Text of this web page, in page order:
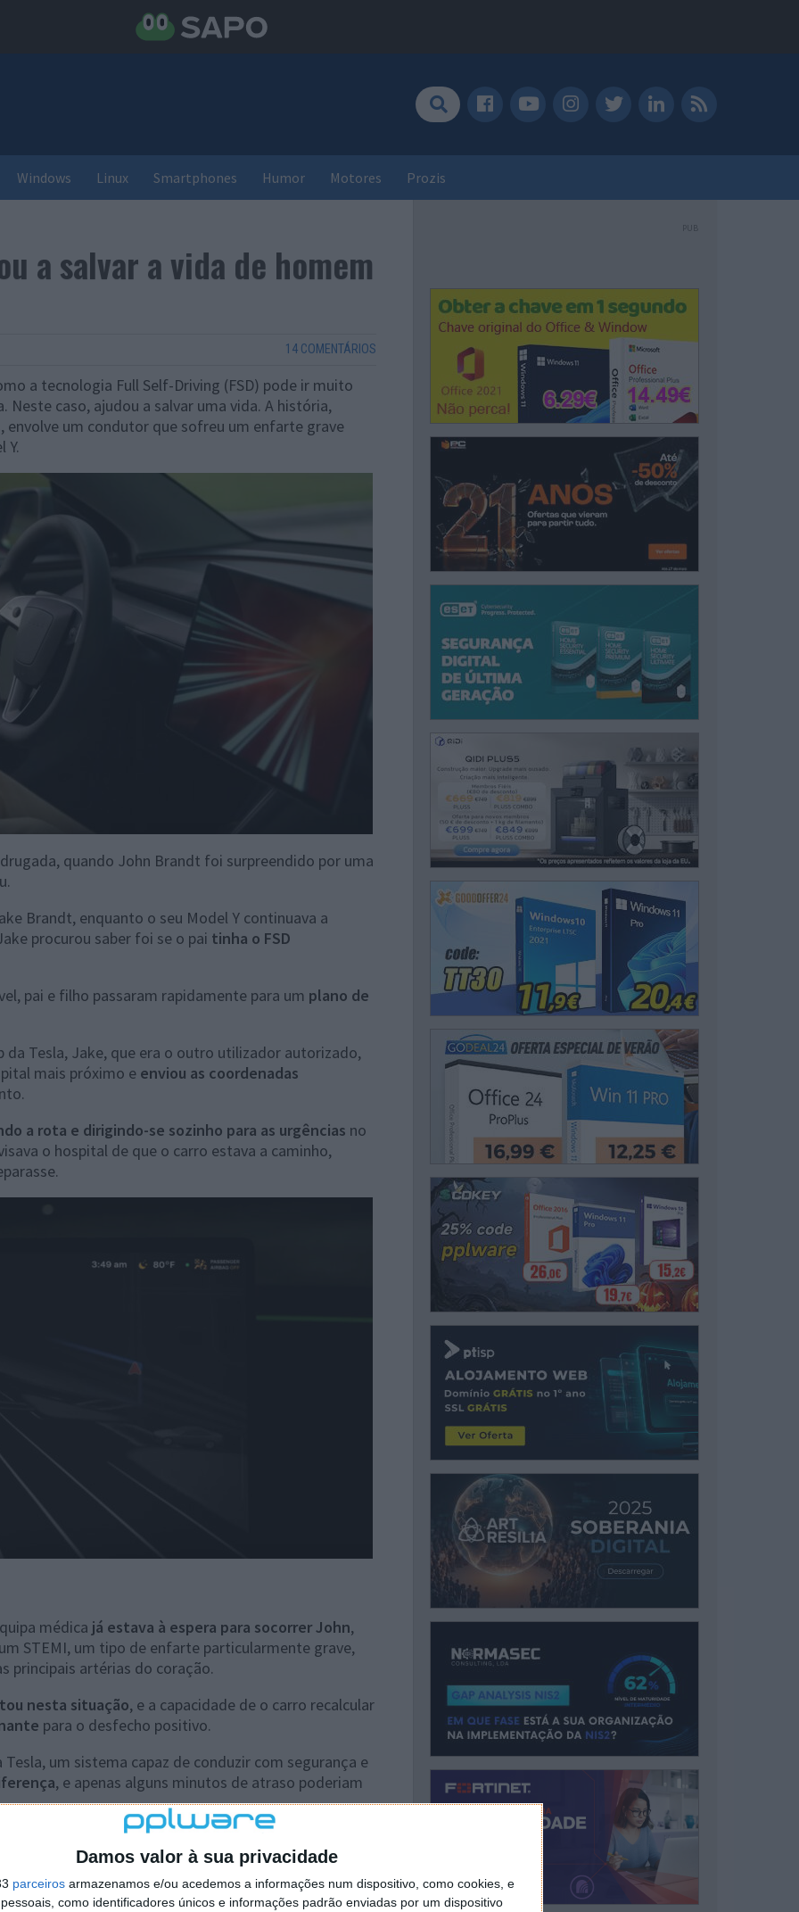
Damos valor à sua privacidade
parceiros armazenamos e/ou acedemos a informações num dispositivo, como cookies, e
como identificadores únicos e informações padrão enviadas por um dispositivo
Windows Linux Smartphones Humor Motores Prozis
a salvar a vida de homem
14 COMENTÁRIOS
a tecnologia Full Self-Driving (FSD) pode ir muito
caso, ajudou a salvar uma vida. A história,
envolve um condutor que sofreu um enfarte grave
Y.
quando John Brandt foi surpreendido por uma
Brandt, enquanto o seu Model Y continuava a
procurou saber foi se o pai tinha o FSD
pai e filho passaram rapidamente para um plano de
Tesla, Jake, que era o outro utilizador autorizado,
mais próximo e enviou as coordenadas
a rota e dirigindo-se sozinho para as urgências no
o hospital de que o carro estava a caminho,
médica já estava à espera para socorrer John,
STEMI, um tipo de enfarte particularmente grave,
principais artérias do coração.
nesta situação, e a capacidade de o carro recalcular
para o desfecho positivo.
Tesla, um sistema capaz de conduzir com segurança e
, e apenas alguns minutos de atraso poderiam
algo que uso continuamente a toda a hora. E acho
o resultado".
a medical emergency with chest pain mid-drive &
PUB